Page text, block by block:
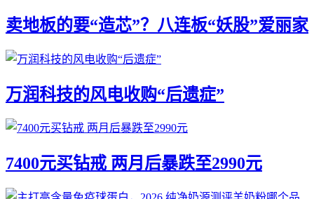
卖地板的要“造芯”？八连板“妖股”爱丽家
万润科技的风电收购“后遗症”
7400元买钻戒 两月后暴跌至2990元